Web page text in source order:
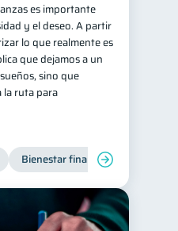
es importante
y el deseo. A partir
lo que realmente es
que dejamos a un
sino que
la ruta para
Bienestar financiero